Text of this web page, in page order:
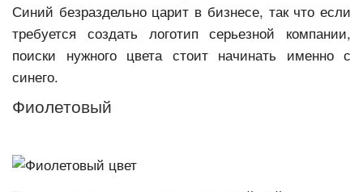
Синий безраздельно царит в бизнесе, так что если
требуется создать логотип серьезной компании,
поиски нужного цвета стоит начинать именно с
синего.
Фиолетовый